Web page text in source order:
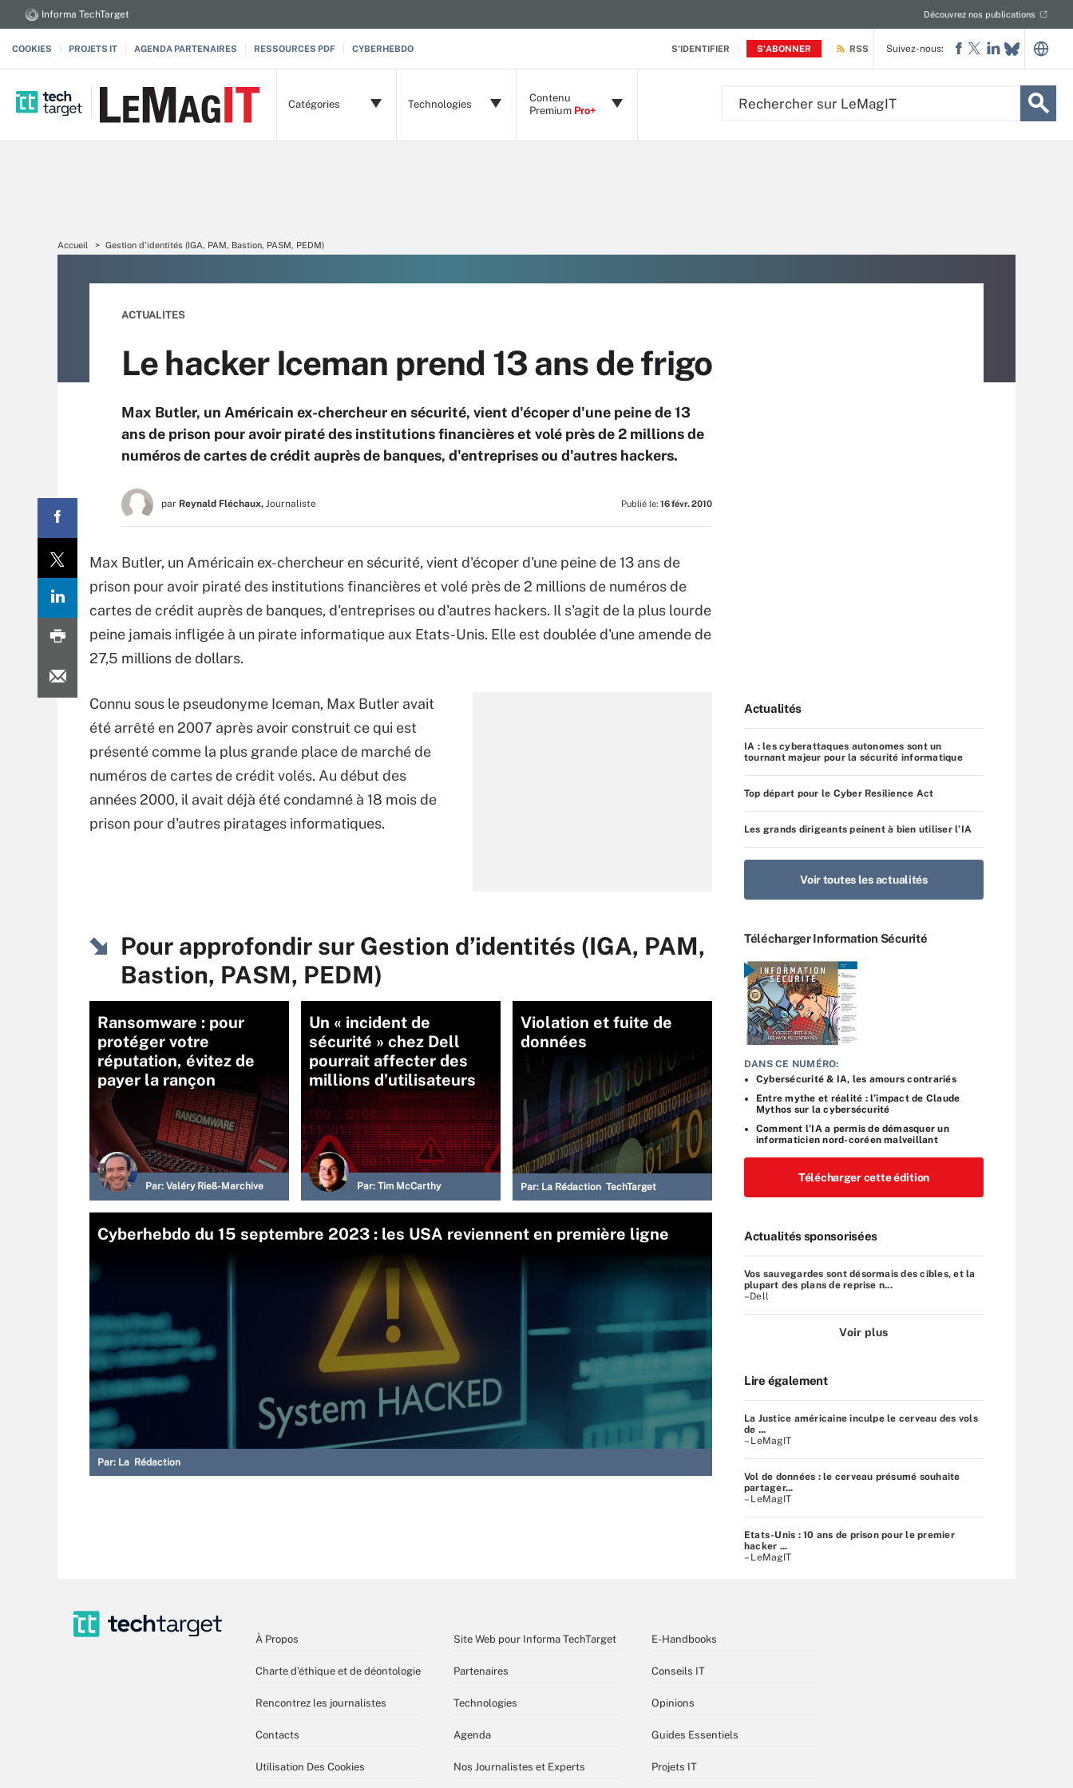
S'IDENTIFIER S'ABONNER
Informa TechTarget Découvrez nos publications
COOKIES PROJETS IT AGENDA PARTENAIRES RESSOURCES PDF CYBERHEBDO RSS
Catégories Technologies
Contenu
Premium Pro+
Suivez-nous:
Accueil Gestion d’identités (IGA, PAM, Bastion, PASM, PEDM)
ACTUALITES
Le hacker Iceman prend 13 ans de frigo
Max Butler, un Américain ex-chercheur en sécurité, vient d'écoper d'une peine de 13
ans de prison pour avoir piraté des institutions financières et volé près de 2 millions de
numéros de cartes de crédit auprès de banques, d'entreprises ou d'autres hackers.
par Reynald Fléchaux, Journaliste Publié le: 16 févr. 2010
Max Butler, un Américain ex-chercheur en sécurité, vient d'écoper d'une peine de 13 ans de
prison pour avoir piraté des institutions financières et volé près de 2 millions de numéros de
cartes de crédit auprès de banques, d'entreprises ou d'autres hackers. Il s'agit de la plus lourde
peine jamais infligée à un pirate informatique aux Etats-Unis. Elle est doublée d'une amende de
27,5 millions de dollars.
Connu sous le pseudonyme Iceman, Max Butler avait
été arrêté en 2007 après avoir construit ce qui est
présenté comme la plus grande place de marché de
numéros de cartes de crédit volés. Au début des
années 2000, il avait déjà été condamné à 18 mois de
prison pour d'autres piratages informatiques.
Pour approfondir sur Gestion d’identités (IGA, PAM,
Bastion, PASM, PEDM)
Ransomware : pour
protéger votre
réputation, évitez de
payer la rançon
Par: Valéry Rieß-Marchive
Un « incident de
sécurité » chez Dell
pourrait affecter des
millions d’utilisateurs
Par: Tim McCarthy
Violation et fuite de
données
Par: La Rédaction TechTarget
Cyberhebdo du 15 septembre 2023 : les USA reviennent en première ligne
Par: La Rédaction
Actualités
IA : les cyberattaques autonomes sont un
tournant majeur pour la sécurité informatique
Top départ pour le Cyber Resilience Act
Les grands dirigeants peinent à bien utiliser l’IA
Voir toutes les actualités
Télécharger Information Sécurité
DANS CE NUMÉRO:
Cybersécurité & IA, les amours contrariés
Entre mythe et réalité : l’impact de Claude
Mythos sur la cybersécurité
Comment l’IA a permis de démasquer un
informaticien nord-coréen malveillant
Télécharger cette édition
Actualités sponsorisées
Vos sauvegardes sont désormais des cibles, et la
plupart des plans de reprise n...
–Dell
Voir plus
Lire également
La Justice américaine inculpe le cerveau des vols
de ...
– LeMagIT
Vol de données : le cerveau présumé souhaite
partager...
– LeMagIT
Etats-Unis : 10 ans de prison pour le premier
hacker ...
– LeMagIT
À Propos
Charte d’éthique et de déontologie
Rencontrez les journalistes
Contacts
Utilisation Des Cookies
Site Web pour Informa TechTarget
Partenaires
Technologies
Agenda
Nos Journalistes et Experts
E-Handbooks
Conseils IT
Opinions
Guides Essentiels
Projets IT